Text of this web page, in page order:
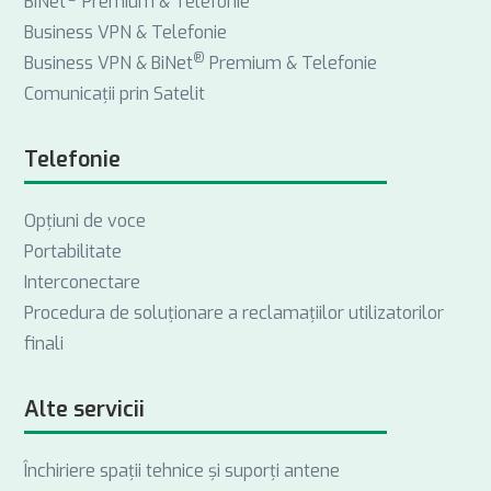
Business VPN & Telefonie
Business VPN & BiNet® Premium & Telefonie
Comunicații prin Satelit
Telefonie
Opţiuni de voce
Portabilitate
Interconectare
Procedura de soluționare a reclamațiilor utilizatorilor
finali
Alte servicii
Închiriere spații tehnice și suporți antene